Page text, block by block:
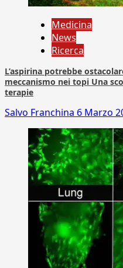
Medicina
News
Ricerca
L’aspirina potrebbe
meccanismo nei topi Una
terapie
Salvo Franchina 6 Marzo